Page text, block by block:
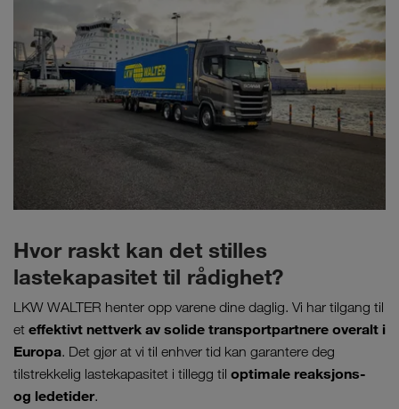
Hvor raskt kan det stilles
lastekapasitet til rådighet?
LKW WALTER henter opp varene dine daglig. Vi har tilgang til
et effektivt nettverk av solide transportpartnere overalt i
Europa. Det gjør at vi til enhver tid kan garantere deg
tilstrekkelig lastekapasitet i tillegg til optimale reaksjons-
og ledetider.